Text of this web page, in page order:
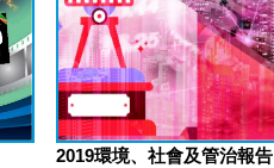
2019環境、社會及管治報告